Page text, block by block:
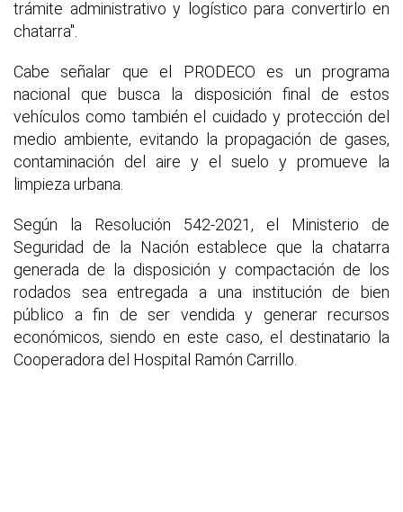
trámite administrativo y logístico para convertirlo en
chatarra".
Cabe señalar que el PRODECO es un programa
nacional que busca la disposición final de estos
vehículos como también el cuidado y protección del
medio ambiente, evitando la propagación de gases,
contaminación del aire y el suelo y promueve la
limpieza urbana.
Según la Resolución 542-2021, el Ministerio de
Seguridad de la Nación establece que la chatarra
generada de la disposición y compactación de los
rodados sea entregada a una institución de bien
público a fin de ser vendida y generar recursos
económicos, siendo en este caso, el destinatario la
Cooperadora del Hospital Ramón Carrillo.